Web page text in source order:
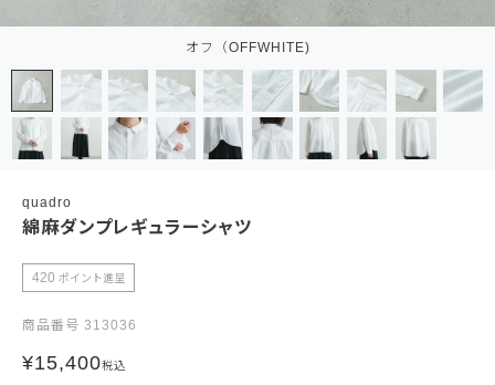
オフ（OFFWHITE)
quadro
綿麻ダンプレギュラーシャツ
420 ポイント進呈
商品番号 313036
¥15,400税込